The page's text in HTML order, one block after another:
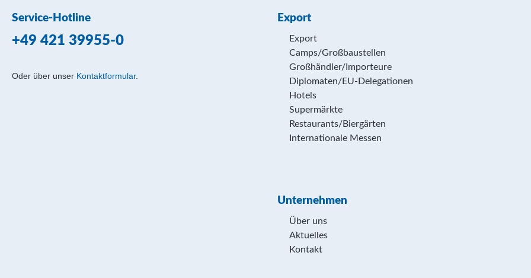
Service-Hotline
+49 421 39955-0
Oder über unser Kontaktformular.
Export
Export
Camps/Großbaustellen
Großhändler/Importeure
Diplomaten/EU-Delegationen
Hotels
Supermärkte
Restaurants/Biergärten
Internationale Messen
Unternehmen
Über uns
Aktuelles
Kontakt